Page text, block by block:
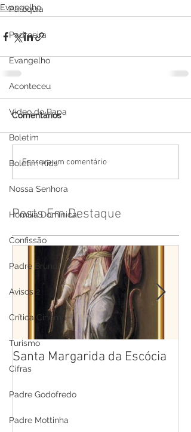
Paróquia
Padroeira
Evangelho
Aconteceu
Video do Papa
Boletim
Boletim Kids
Nossa Senhora
Homilia Dominical
Confissão
Padre Bruno
Avisos 2
Crítica Cinema
Turismo
Cifras
Padre Godofredo
Padre Mottinha
Evangelho
Comentários
Escreva um comentário
Posts Em Destaque
Santa Margarida da Escócia